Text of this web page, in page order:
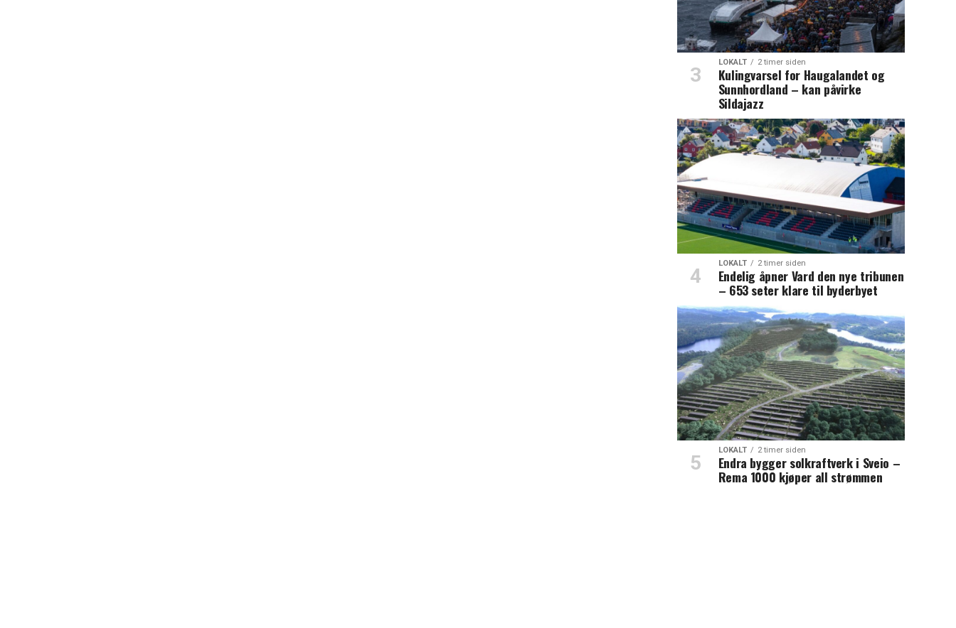
LOKALT 2 timer siden
Kulingvarsel for Haugalandet og
Sunnhordland – kan påvirke
Sildajazz
LOKALT 2 timer siden
Endelig åpner Vard den nye tribunen
– 653 seter klare til byderbyet
LOKALT 2 timer siden
Endra bygger solkraftverk i Sveio –
Rema 1000 kjøper all strømmen